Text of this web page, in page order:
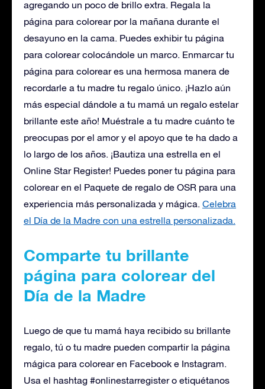
agregando un poco de brillo extra. Regala la
página para colorear por la mañana durante el
desayuno en la cama. Puedes exhibir tu página
para colorear colocándole un marco. Enmarcar tu
página para colorear es una hermosa manera de
recordarle a tu madre tu regalo único. ¡Hazlo aún
más especial dándole a tu mamá un regalo estelar
brillante este año! Muéstrale a tu madre cuánto te
preocupas por el amor y el apoyo que te ha dado a
lo largo de los años. ¡Bautiza una estrella en el
Online Star Register! Puedes poner tu página para
colorear en el Paquete de regalo de OSR para una
experiencia más personalizada y mágica. Celebra
el Día de la Madre con una estrella personalizada.
Comparte tu brillante
página para colorear del
Día de la Madre
Luego de que tu mamá haya recibido su brillante
regalo, tú o tu madre pueden compartir la página
mágica para colorear en Facebook e Instagram.
Usa el hashtag #onlinestarregister o etiquétanos